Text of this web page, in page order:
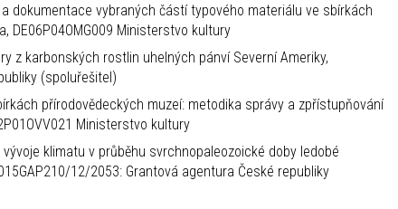
dokumentace vybraných částí typového materiálu ve sbírkách
DE06P04OMG009 Ministerstvo kultury
z karbonských rostlin uhelných pánví Severní Ameriky,
(spoluřešitel)
přírodovědeckých muzeí: metodika správy a zpřístupňování
Ministerstvo kultury
klimatu v průběhu svrchnopaleozoické doby ledobé
12/2053: Grantová agentura České republiky